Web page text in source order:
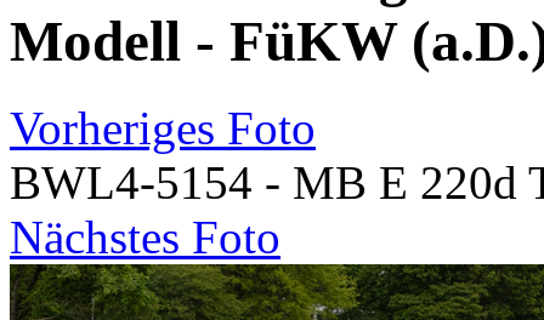
Modell - FüKW
Vorheriges Foto
BWL4-5154 - MB E 220d
Nächstes Foto